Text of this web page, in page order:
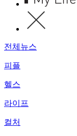
전체뉴스
피플
헬스
라이프
컬처